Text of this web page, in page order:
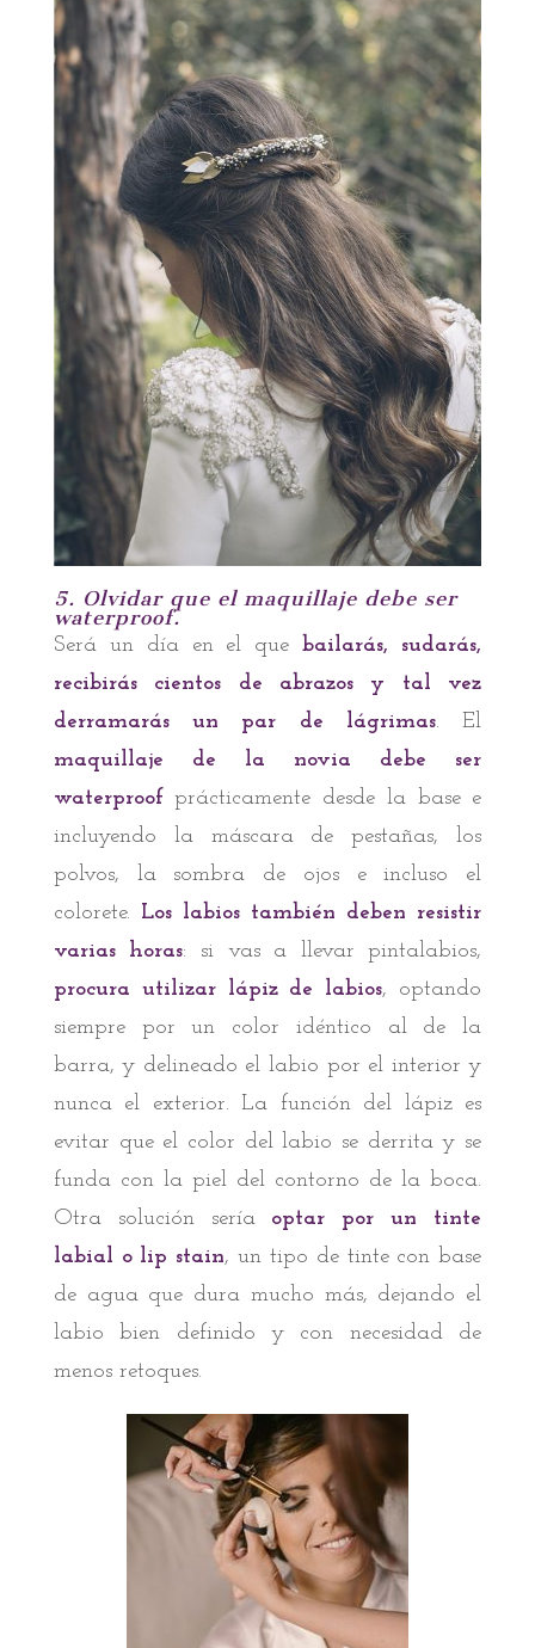
5. Olvidar que el maquillaje debe ser
waterproof.
Será un día en el quebailarás, sudarás,
recibirás cientos de abrazos y tal vez
derramarás un par de lágrimas. El
maquillaje de la novia debe ser
waterproof prácticamente desde la base e
incluyendo la máscara de pestañas, los
polvos, la sombra de ojos e incluso el
colorete. Los labios también deben resistir
varias horas: si vas a llevar pintalabios,
procura utilizar lápiz de labios, optando
siempre por un color idéntico al de la
barra, y delineado el labio por el interior y
nunca el exterior. La función del lápiz es
evitar que el color del labio se derrita y se
funda con la piel del contorno de la boca.
Otra solución seríaoptar por un tinte
labial o lip stain, un tipo de tinte con base
de agua que dura mucho más, dejando el
labio bien definido y con necesidad de
menos retoques.